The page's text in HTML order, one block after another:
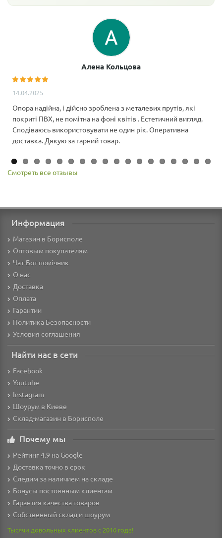
Алена Кольцова
14.04.2025
Опора надійна, і дійсно зроблена з металевих прутів, які
покриті ПВХ, не помітна на фоні квітів . Естетичний вигляд.
Сподіваюсь використовувати не один рік. Оперативна
доставка. Дякую за гарний товар.
Смотреть все отзывы
Информация
Магазин в Борисполе
Оптовым покупателям
Чат-Бот помічник
О нас
Доставка
Оплата
Гарантии
Политика Безопасности
Условия соглашения
Найти нас в сети
Facebook
Youtube
Instagram
Шоурум в Киеве
Склад-магазин в Борисполе
Почему мы
Рейтинг 4.9 на Google
Доставка точно в срок
Следим за наличием на складе
Бонусы постоянным клиентам
Гарантия качества товаров
Собственный склад и шоурум
Тысячи довольных клиентов с 2016 года!